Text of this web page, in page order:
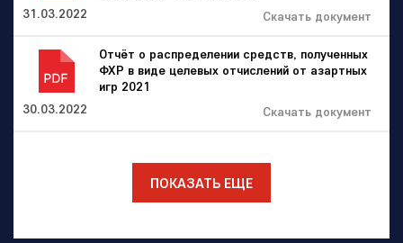
31.03.2022
Скачать документ
30.03.2022
Отчёт о распределении средств, полученных
ФХР в виде целевых отчислений от азартных
игр 2021
Скачать документ
ПОКАЗАТЬ ЕЩЕ